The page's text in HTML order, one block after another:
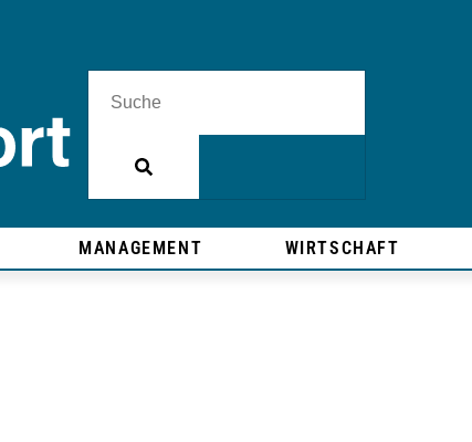
MANAGEMENT WIRTSCHAFT